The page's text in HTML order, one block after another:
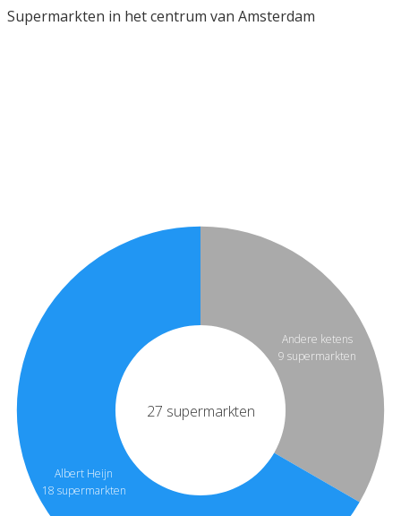
Supermarkten in het centrum van Amsterdam
27 supermarkten
Andere ketens
9 supermarkten
Albert Heijn
18 supermarkten